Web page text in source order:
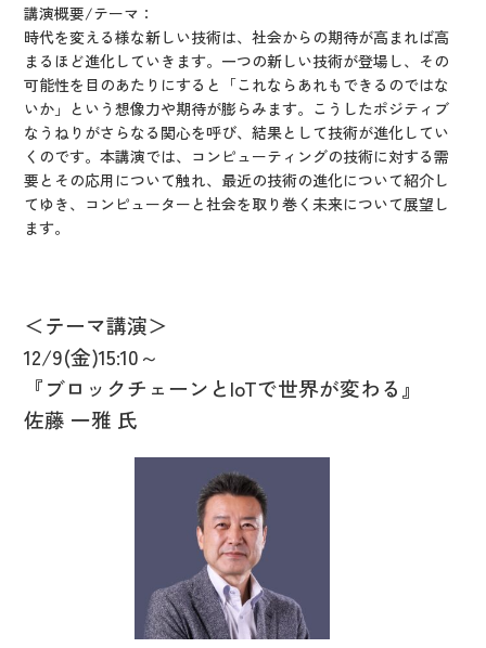
講演概要/テーマ：
時代を変える様な新しい技術は、社会からの期待が高まれば高
まるほど進化していきます。一つの新しい技術が登場し、その
可能性を目のあたりにすると「これならあれもできるのではな
いか」という想像力や期待が膨らみます。こうしたポジティブ
なうねりがさらなる関心を呼び、結果として技術が進化してい
くのです。本講演では、コンピューティングの技術に対する需
要とその応用について触れ、最近の技術の進化について紹介し
てゆき、コンピューターと社会を取り巻く未来について展望し
ます。
＜テーマ講演＞
12/9(金)15:10～
『ブロックチェーンとIoTで世界が変わる』
佐藤 一雅 氏